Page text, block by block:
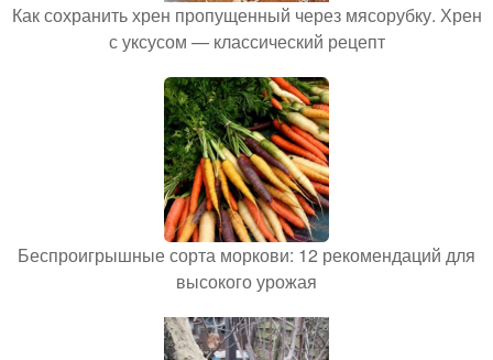
Как сохранить хрен пропущенный через мясорубку. Хрен
с уксусом — классический рецепт
Беспроигрышные сорта моркови: 12 рекомендаций для
высокого урожая